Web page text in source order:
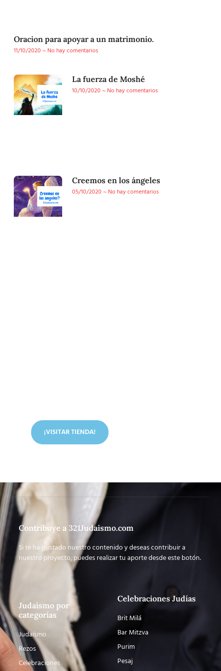
Oracion para apoyar a un matrimonio.
11/10/2020
No hay comentarios
La fuerza de Moshé
10/10/2020
No hay comentarios
Creemos en los ángeles
05/10/2020
No hay comentarios
¡VISITAR TIENDA!
Contribuye a 321Judaismo.com
Si te ha gustado nuestro contenido y deseas contribuir a
nuestro proyecto, puedes realizar tu aporte desde este botón.
Judaísmo por
categorías
Judaísmo
Rezos
Celebraciones
Celebraciones Judías
Brit Milá
Bar Mitzva
Purim
Pesaj